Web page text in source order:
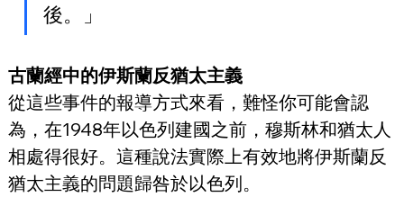
後。」
古蘭經中的伊斯蘭反猶太主義
從這些事件的報導方式來看，難怪你可能會認
為，在1948年以色列建國之前，穆斯林和猶太人
相處得很好。這種說法實際上有效地將伊斯蘭反
猶太主義的問題歸咎於以色列。